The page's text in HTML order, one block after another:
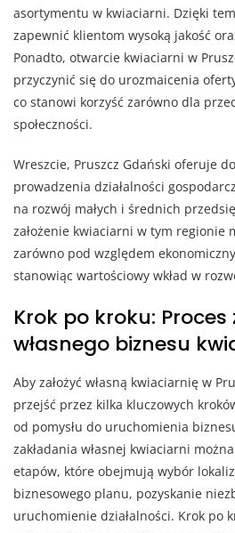
asortymentu w kwiaciarni. Dzięki
zapewnić klientom wysoką jakość
Ponadto, otwarcie kwiaciarni w
przyczynić się do urozmaicenia
co stanowi korzyść zarówno dla
społeczności.
Wreszcie, Pruszcz Gdański oferuje
prowadzenia działalności
na rozwój małych i średnich
założenie kwiaciarni w tym regionie
zarówno pod względem
stanowiąc wartościowy wkład w
Krok po kroku: Proces
własnego biznesu
Aby założyć własną kwiaciarnię w
przejść przez kilka kluczowych
od pomysłu do uruchomienia
zakładania własnej kwiaciarni
etapów, które obejmują wybór
biznesowego planu, pozyskanie
uruchomienie działalności. Krok po